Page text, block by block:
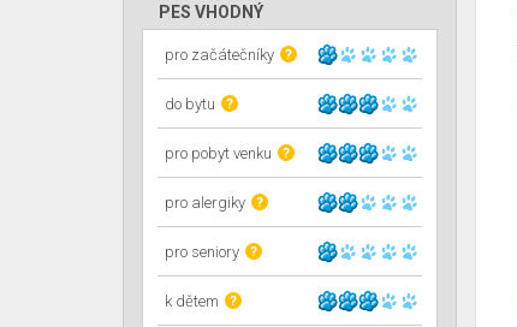
PES VHODNÝ
pro začátečníky ?
do bytu ?
pro pobyt venku ?
pro alergiky ?
pro seniory ?
k dětem ?